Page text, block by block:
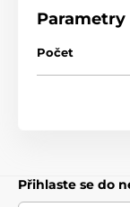
Diskrétní,
Jednotlivě
2 samolepící
Parametry
Počet
Přihlaste se do